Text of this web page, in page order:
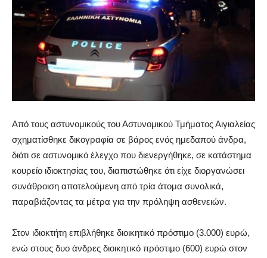
Από τους αστυνομικούς του Αστυνομικού Τμήματος Αιγιαλείας
σχηματίσθηκε δικογραφία σε βάρος ενός ημεδαπού άνδρα,
διότι σε αστυνομικό έλεγχο που διενεργήθηκε, σε κατάστημα
κουρείο ιδιοκτησίας του, διαπιστώθηκε ότι είχε διοργανώσει
συνάθροιση αποτελούμενη από τρία άτομα συνολικά,
παραβιάζοντας τα μέτρα για την πρόληψη ασθενειών.
Στον ιδιοκτήτη επιβλήθηκε διοικητικό πρόστιμο (3.000) ευρώ,
ενώ στους δυο άνδρες διοικητικό πρόστιμο (600) ευρώ στον